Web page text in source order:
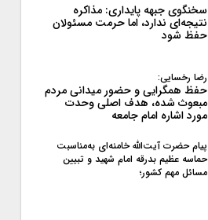
سخنگوی جبهه پایداری: مذاکره
نتیجه‌ای ندارد، اما حرمت مسئولان
حفظ شود
رضا رخسایی:
حفظ همگرایی و حضور میدانی مردم
مبعوث شده، هدف اصلی وحدت
مورد اشاره امام جامعه
پیام حضرت آیت‌الله خامنه‌ای به‌مناسبت
حماسه عظیم بدرقه امام شهید و تبیین
مسائل مهم کشور؛